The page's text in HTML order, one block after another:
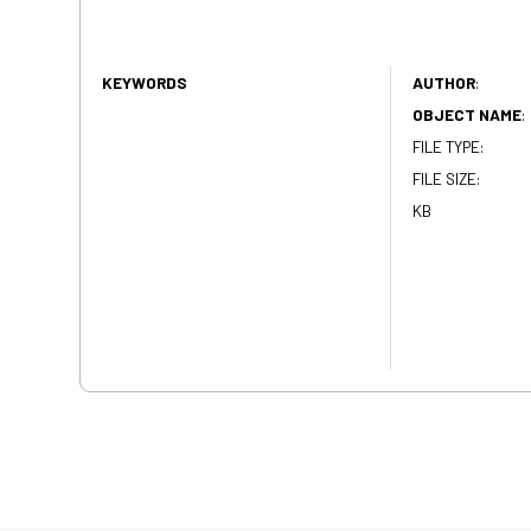
KEYWORDS AUTHOR:
OBJECT NAME:
FILE TYPE:
FILE SIZE:
KB